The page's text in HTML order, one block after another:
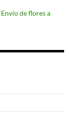
Envío de flores a